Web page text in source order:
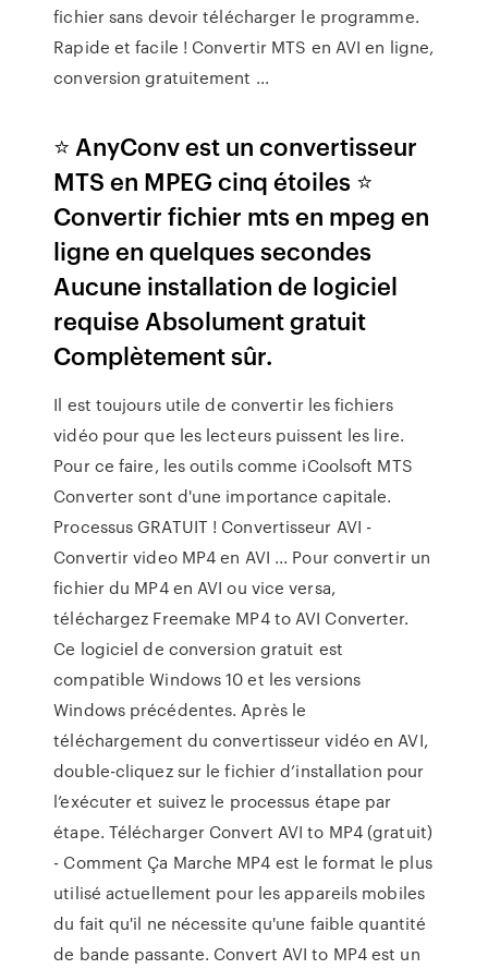
fichier sans devoir télécharger le programme.
Rapide et facile ! Convertir MTS en AVI en ligne,
conversion gratuitement ...
⭐ AnyConv est un convertisseur
MTS en MPEG cinq étoiles ⭐
Convertir fichier mts en mpeg en
ligne en quelques secondes
Aucune installation de logiciel
requise Absolument gratuit
Complètement sûr.
Il est toujours utile de convertir les fichiers
vidéo pour que les lecteurs puissent les lire.
Pour ce faire, les outils comme iCoolsoft MTS
Converter sont d'une importance capitale.
Processus GRATUIT ! Convertisseur AVI -
Convertir video MP4 en AVI ... Pour convertir un
fichier du MP4 en AVI ou vice versa,
téléchargez Freemake MP4 to AVI Converter.
Ce logiciel de conversion gratuit est
compatible Windows 10 et les versions
Windows précédentes. Après le
téléchargement du convertisseur vidéo en AVI,
double-cliquez sur le fichier d’installation pour
l’exécuter et suivez le processus étape par
étape. Télécharger Convert AVI to MP4 (gratuit)
- Comment Ça Marche MP4 est le format le plus
utilisé actuellement pour les appareils mobiles
du fait qu'il ne nécessite qu'une faible quantité
de bande passante. Convert AVI to MP4 est un